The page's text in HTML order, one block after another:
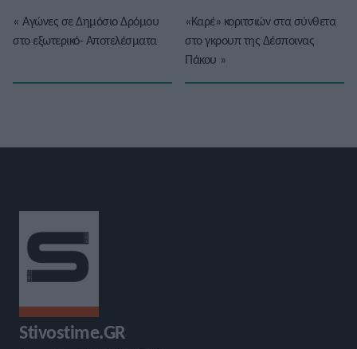
« Αγώνες σε Δημόσιο Δρόμου
στο εξωτερικό- Αποτελέσματα
«Καρέ» κοριτσιών στα σύνθετα
στο γκρουπ της Δέσποινας
Πάκου »
Stivostime.GR